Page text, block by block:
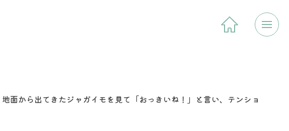
面から出てきたジャガイモを見て「おっきいね！」と言い、テンショ